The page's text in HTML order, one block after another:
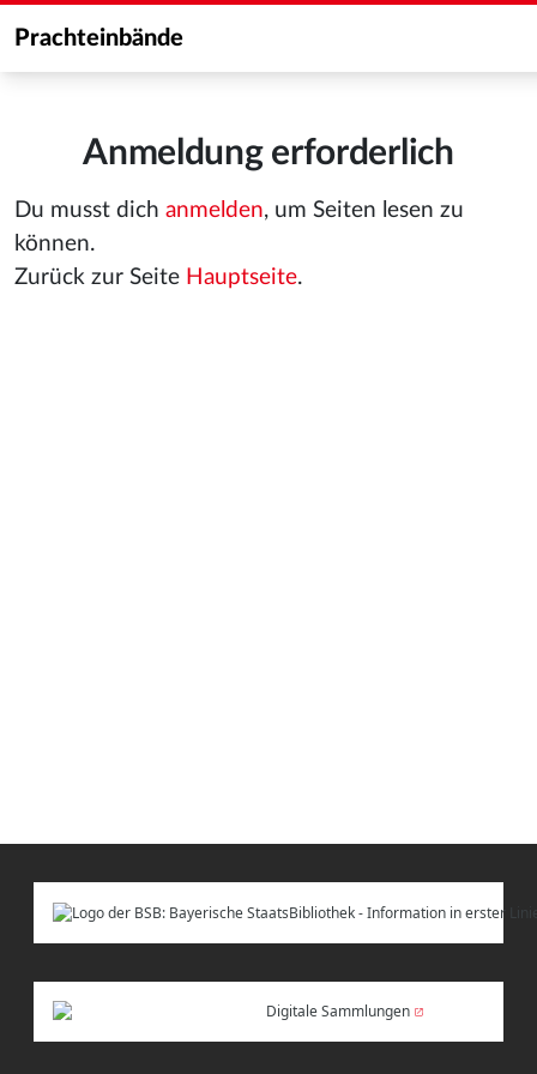
Prachteinbände
Anmeldung erforderlich
Du musst dich anmelden, um Seiten lesen zu
können.
Zurück zur Seite Hauptseite.
Digitale Sammlungen